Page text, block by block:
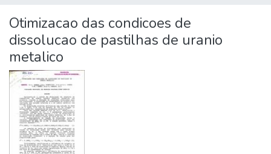
All of DSpace
Statistics
Otimizacao das condicoes de
dissolucao de pastilhas de uranio
metalico